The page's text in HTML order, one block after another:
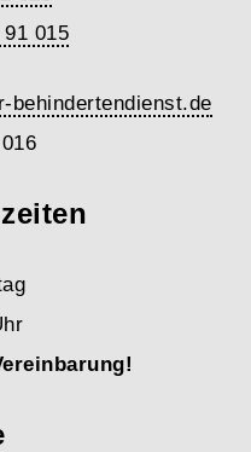
015
behindertendienst.de